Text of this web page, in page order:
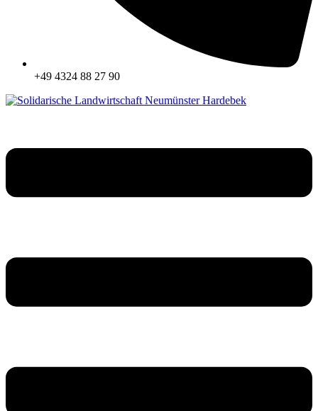
+49 4324 88 27 90